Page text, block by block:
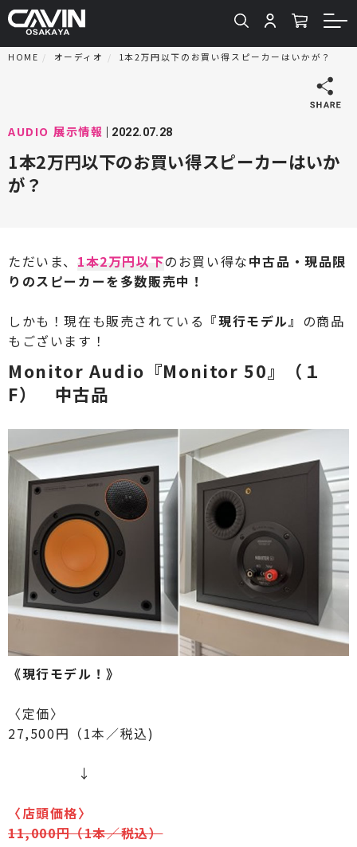
HOME オーディオ 1本2万円以下のお買い得スピーカーはいかが？
AUDIO 展示情報 2022.07.28
1本2万円以下のお買い得スピーカーはいか
が？
ただいま、 1本2万円以下のお買い得な中古品・現品限
りのスピーカーを多数販売中！
しかも！現在も販売されている 『現行モデル』 の商品
もございます！
Monitor Audio『Monitor 50』（１
F） 中古品
《現行モデル！》
〈定価〉
27,500円（1本／税込)
↓
〈店頭価格〉
11,000円（1本／税込）